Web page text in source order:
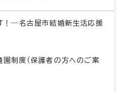
！―名古屋市結婚新生活応援
制度（保護者の方へのご案